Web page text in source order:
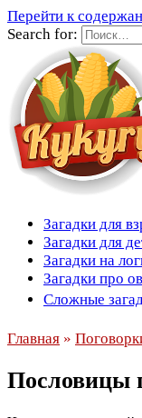
Перейти к
Search for:
Загадки для
Загадки для
Загадки на
Загадки про
Сложные
Главная »
Пословицы